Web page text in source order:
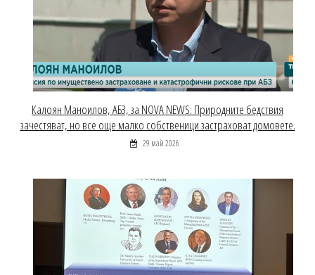
Калоян Маноилов, АБЗ, за NOVA NEWS: Природните бедствия
зачестяват, но все още малко собственици застраховат домовете.
29 май 2026